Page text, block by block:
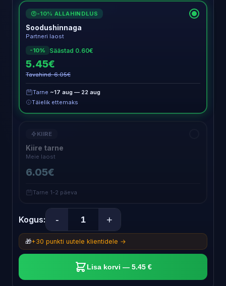
€ -10% ALLAHINDLUS
Soodushinnaga
Partneri laost
-10%
Säästad 0.60€
5.45€
Tavahind: 6.05€
Tarne ~17 aug — 22 aug
Täielik ettemaks
KIIRE
Kiire tarne
Meie laost
6.05€
Tarne 1-2 päeva
Kogus: - +
🎁+30 punkti uutele klientidele →
Lisa korvi — 5.45 €